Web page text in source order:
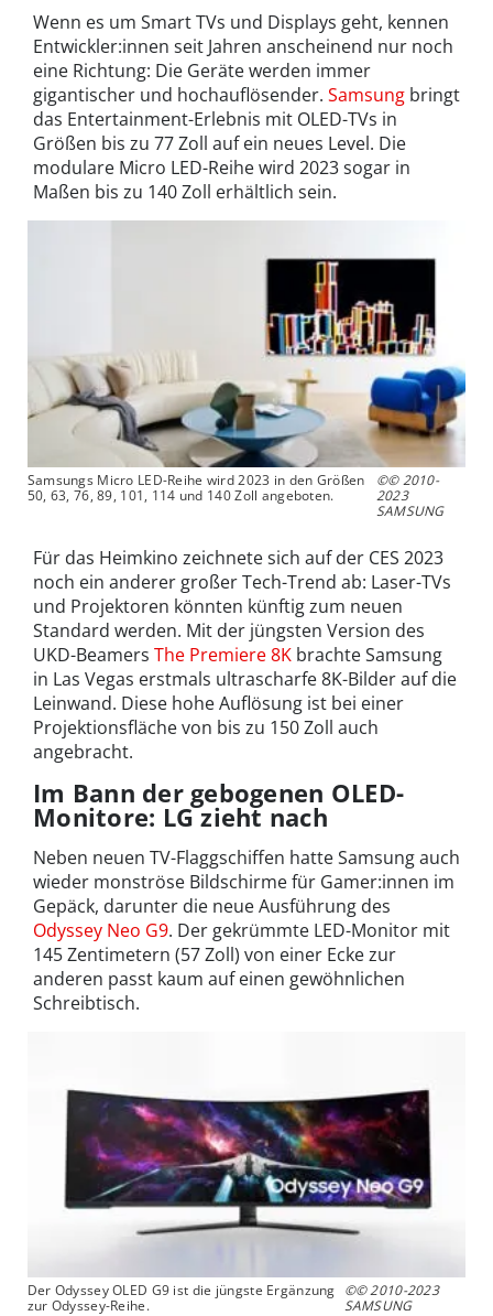
Wenn es um Smart TVs und Displays geht, kennen
Entwickler:innen seit Jahren anscheinend nur noch
eine Richtung: Die Geräte werden immer
gigantischer und hochauflösender. Samsung bringt
das Entertainment-Erlebnis mit OLED-TVs in
Größen bis zu 77 Zoll auf ein neues Level. Die
modulare Micro LED-Reihe wird 2023 sogar in
Maßen bis zu 140 Zoll erhältlich sein.
Samsungs Micro LED-Reihe wird 2023 in den Größen
50, 63, 76, 89, 101, 114 und 140 Zoll angeboten.
©© 2010-
2023
SAMSUNG
Für das Heimkino zeichnete sich auf der CES 2023
noch ein anderer großer Tech-Trend ab: Laser-TVs
und Projektoren könnten künftig zum neuen
Standard werden. Mit der jüngsten Version des
UKD-Beamers The Premiere 8K brachte Samsung
in Las Vegas erstmals ultrascharfe 8K-Bilder auf die
Leinwand. Diese hohe Auflösung ist bei einer
Projektionsfläche von bis zu 150 Zoll auch
angebracht.
Im Bann der gebogenen OLED-
Monitore: LG zieht nach
Neben neuen TV-Flaggschiffen hatte Samsung auch
wieder monströse Bildschirme für Gamer:innen im
Gepäck, darunter die neue Ausführung des
Odyssey Neo G9. Der gekrümmte LED-Monitor mit
145 Zentimetern (57 Zoll) von einer Ecke zur
anderen passt kaum auf einen gewöhnlichen
Schreibtisch.
Der Odyssey OLED G9 ist die jüngste Ergänzung
zur Odyssey-Reihe.
©© 2010-2023
SAMSUNG